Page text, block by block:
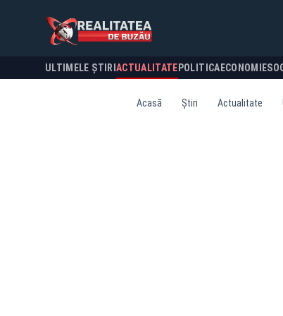
ULTIMELE ȘTIRI ACTUALITATE POLITICA ECONOMIE
Acasă Știri Actualitate